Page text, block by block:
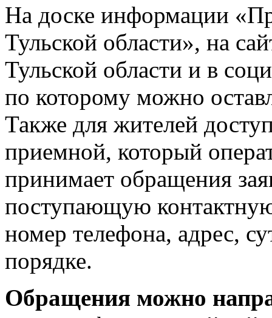
На доске информации
Тульской области», на
Тульской области и в
по которому можно
Также для жителей
приемной, который
принимает обращения
поступающую
номер телефона, адрес,
порядке.
Обращения можно